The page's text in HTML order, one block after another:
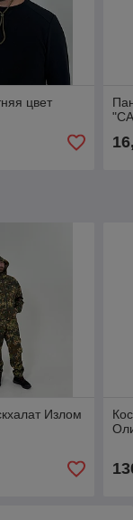
цвет
Излом